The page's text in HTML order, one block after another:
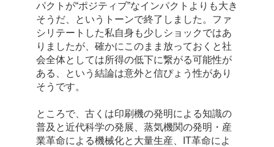
パクトが“ポジティブ”なインパクトよりも大き
そうだ、というトーンで終了しました。ファ
シリテートした私自身も少しショックではあ
りましたが、確かにこのまま放っておくと社
会全体としては所得の低下に繋がる可能性が
ある、という結論は意外と信ぴょう性があり
そうです。
ところで、古くは印刷機の発明による知識の
普及と近代科学の発展、蒸気機関の発明・産
業革命による機械化と大量生産、IT革命によ